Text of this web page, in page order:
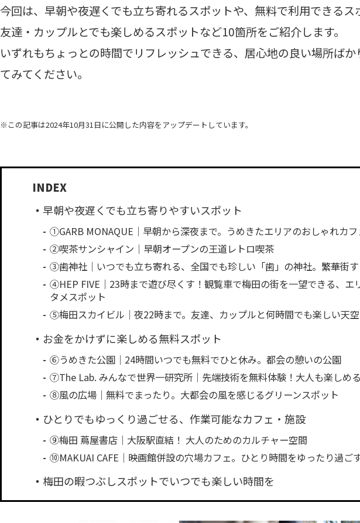
今回は、早朝や夜遅くでも立ち寄れるスポットや、無料で利用できるス
友達・カップルとでも楽しめるスポットなど10箇所をご紹介します。
いずれもちょっとの時間でリフレッシュできる、居心地の良い場所ば
てみてください。
※この記事は2024年10月31日に公開した内容をアップデートしています。
早朝や夜遅くでも立ち寄りやすいスポット
①GARB MONAQUE｜早朝から深夜まで。うめきたエリアのおしゃれカ
②喫茶サンシャイン｜早朝オープンの王道レトロ喫茶
③歯神社｜いつでも立ち寄れる、全国でも珍しい「歯」の神社。繁華街
④HEP FIVE｜23時まで遊び尽くす！観覧車で梅田の街を一望できる、エ
タメスポット
⑤梅田スカイビル｜夜22時まで。友達、カップルと何時間でも楽しい天
お金をかけずに楽しめる無料スポット
⑥うめきた公園｜24時間いつでも無料でひと休み。都会の憩いの公園
⑦The Lab. みんなで世界一研究所｜先端技術を無料体験！大人も楽しめ
⑧風の広場｜無料でまったり。大都会の風を感じるグリーンスポット
ひとりでもゆっくり過ごせる、作業可能なカフェ・施設
⑨梅田 蔦屋書店｜大阪駅直結！ 大人のためのカルチャー空間
⑩MAKUAI CAFE｜映画館併設の穴場カフェ。ひとり時間をゆったり過ご
梅田の暇つぶしスポットでいつでも楽しい時間を